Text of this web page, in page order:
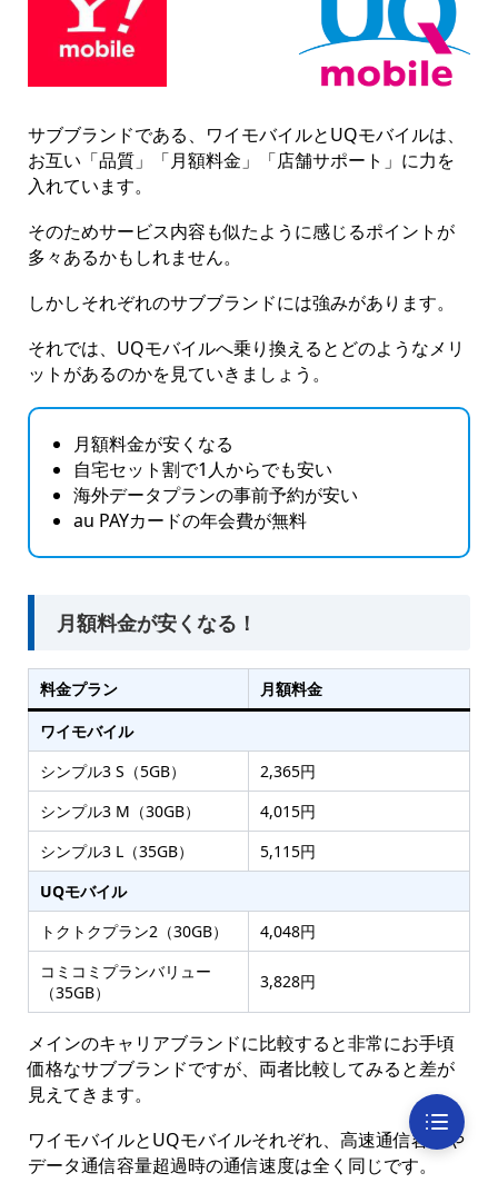
サブブランドである、ワイモバイルとUQモバイルは、
お互い「品質」「月額料金」「店舗サポート」に力を
入れています。
そのためサービス内容も似たように感じるポイントが
多々あるかもしれません。
しかしそれぞれのサブブランドには強みがあります。
それでは、UQモバイルへ乗り換えるとどのようなメリ
ットがあるのかを見ていきましょう。
月額料金が安くなる
自宅セット割で1人からでも安い
海外データプランの事前予約が安い
au PAYカードの年会費が無料
月額料金が安くなる！
料金プラン
月額料金
ワイモバイル
シンプル3 S（5GB）
2,365円
シンプル3 M（30GB）
4,015円
シンプル3 L（35GB）
5,115円
UQモバイル
トクトクプラン2（30GB）
4,048円
コミコミプランバリュー
（35GB）
3,828円
メインのキャリアブランドに比較すると非常にお手頃
価格なサブブランドですが、両者比較してみると差が
見えてきます。
ワイモバイルとUQモバイルそれぞれ、高速通信容量や
データ通信容量超過時の通信速度は全く同じです。